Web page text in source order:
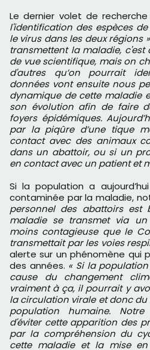
Le dernier volet de
l'identification des espèces
le virus dans les deux régions
transmettent la maladie,
de vue scientifique, mais on
d'autres qu’on pourrait
données vont ensuite nous
dynamique de cette maladie
son évolution afin de faire
foyers épidémiques.
par la piqûre d’une tique
contact avec des animaux
dans un abattoir, ou si un
en contact avec un patient et
Si la population a
contaminée par la maladie,
personnel des abattoirs
maladie se transmet via
moins contagieuse que le
transmettait par les voies
alerte sur un phénomène qui
des années. « Si la
cause du changement
vraiment à ça, il pourrait y
la circulation virale et donc
population humaine.
d'éviter cette apparition des
par la compréhension du
cette maladie et la mise